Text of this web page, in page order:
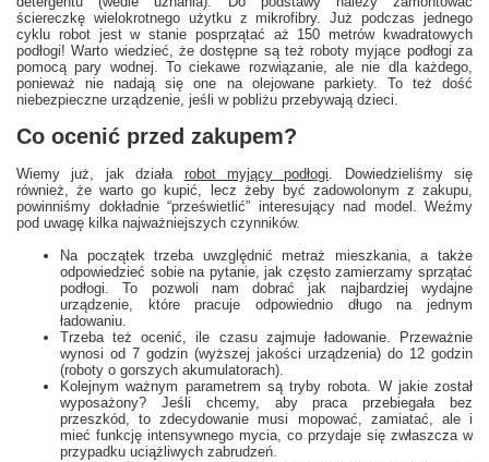
ściereczkę wielokrotnego użytku z mikrofibry. Już podczas jednego
cyklu robot jest w stanie posprzątać aż 150 metrów kwadratowych
podłogi! Warto wiedzieć, że dostępne są też roboty myjące podłogi za
pomocą pary wodnej. To ciekawe rozwiązanie, ale nie dla każdego,
ponieważ nie nadają się one na olejowane parkiety. To też dość
niebezpieczne urządzenie, jeśli w pobliżu przebywają dzieci.
Co ocenić przed zakupem?
Wiemy już, jak działa robot myjący podłogi. Dowiedzieliśmy się
również, że warto go kupić, lecz żeby być zadowolonym z zakupu,
powinniśmy dokładnie “prześwietlić” interesujący nad model. Weźmy
pod uwagę kilka najważniejszych czynników.
Na początek trzeba uwzględnić metraż mieszkania, a także
odpowiedzieć sobie na pytanie, jak często zamierzamy sprzątać
podłogi. To pozwoli nam dobrać jak najbardziej wydajne
urządzenie, które pracuje odpowiednio długo na jednym
ładowaniu.
Trzeba też ocenić, ile czasu zajmuje ładowanie. Przeważnie
wynosi od 7 godzin (wyższej jakości urządzenia) do 12 godzin
(roboty o gorszych akumulatorach).
Kolejnym ważnym parametrem są tryby robota. W jakie został
wyposażony? Jeśli chcemy, aby praca przebiegała bez
przeszkód, to zdecydowanie musi mopować, zamiatać, ale i
mieć funkcję intensywnego mycia, co przydaje się zwłaszcza w
przypadku uciążliwych zabrudzeń.